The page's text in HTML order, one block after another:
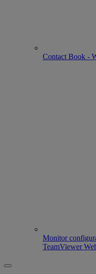
Contact Book -
Monitor
TeamViewer